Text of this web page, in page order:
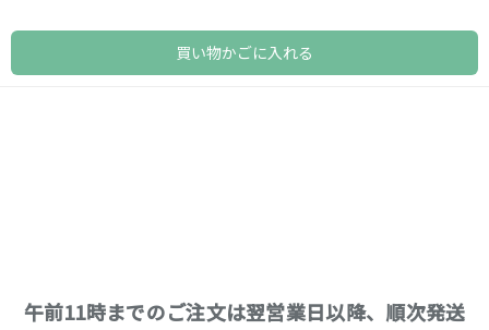
買い物かごに入れる
午前11時までのご注文は翌営業日以降、順次発送